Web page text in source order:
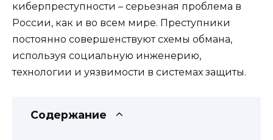
киберпреступности – серьезная проблема в
России, как и во всем мире. Преступники
постоянно совершенствуют схемы обмана,
используя социальную инженерию,
технологии и уязвимости в системах защиты.
Содержание